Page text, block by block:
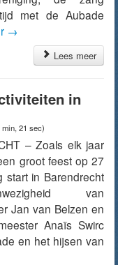
met de Aubade
→
Lees meer
in
21 sec)
– Zoals elk jaar
groot feest op 27
start in Barendrecht
van
Jan van Belzen en
Anaïs Swirc
en het hijsen van